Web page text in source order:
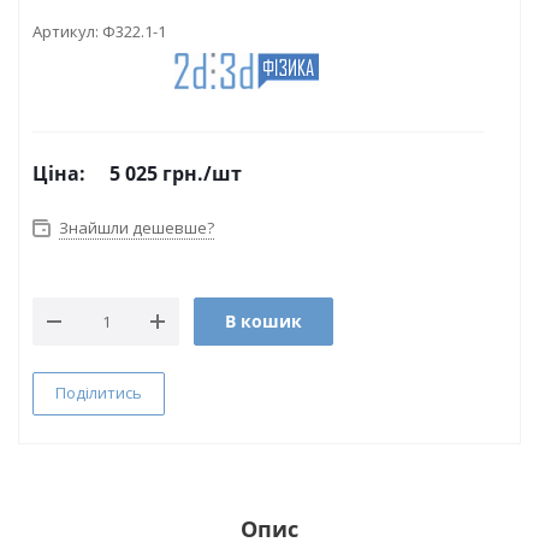
Артикул: Ф322.1-1
Ціна: 5 025 грн./шт
Знайшли дешевше?
В кошик
Поділитись
Опис